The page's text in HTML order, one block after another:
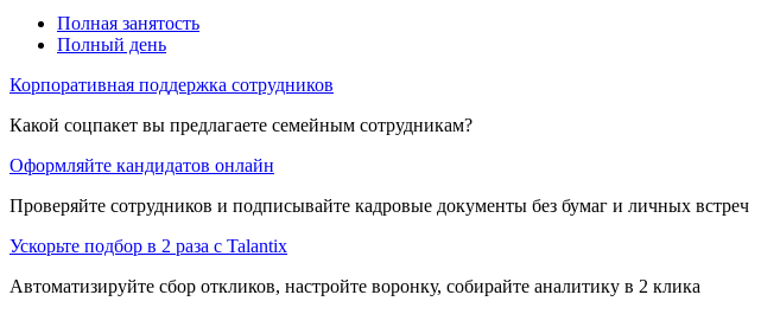
Полная занятость
Полный день
Корпоративная поддержка сотрудников
Какой соцпакет вы предлагаете семейным сотрудникам?
Оформляйте кандидатов онлайн
Проверяйте сотрудников и подписывайте кадровые документы без бумаг и личных встреч
Ускорьте подбор в 2 раза с Talantix
Автоматизируйте сбор откликов, настройте воронку, собирайте аналитику в 2 клика